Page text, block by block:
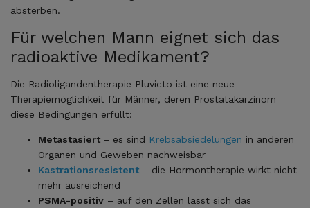
absterben.
Für welchen Mann eignet sich das
radioaktive Medikament?
Die Radioligandentherapie Pluvicto ist eine neue
Therapiemöglichkeit für Männer, deren Prostatakarzinom
diese Bedingungen erfüllt:
Metastasiert – es sind Krebsabsiedelungen in anderen
Organen und Geweben nachweisbar
Kastrationsresistent – die Hormontherapie wirkt nicht
mehr ausreichend
PSMA-positiv – auf den Zellen lässt sich das